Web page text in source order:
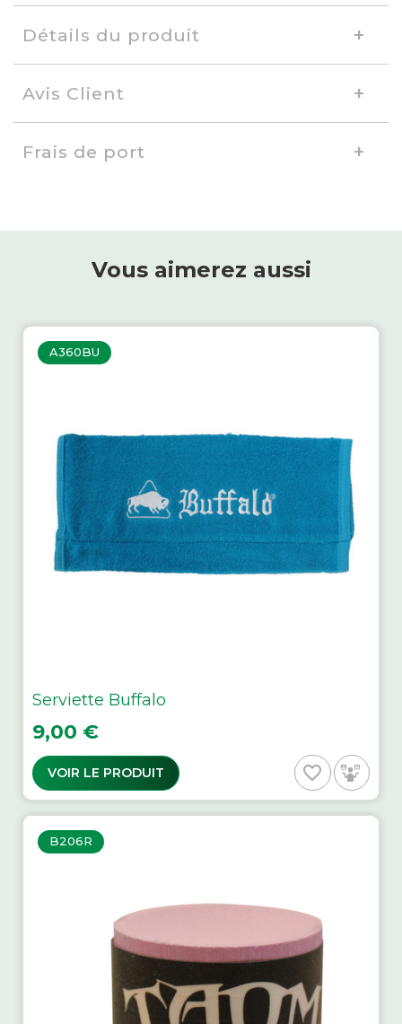
Détails du produit
Avis Client
Frais de port
Vous aimerez aussi
A360BU
Serviette Buffalo
Prix
9,00 €
VOIR LE PRODUIT favorite_border
B206R